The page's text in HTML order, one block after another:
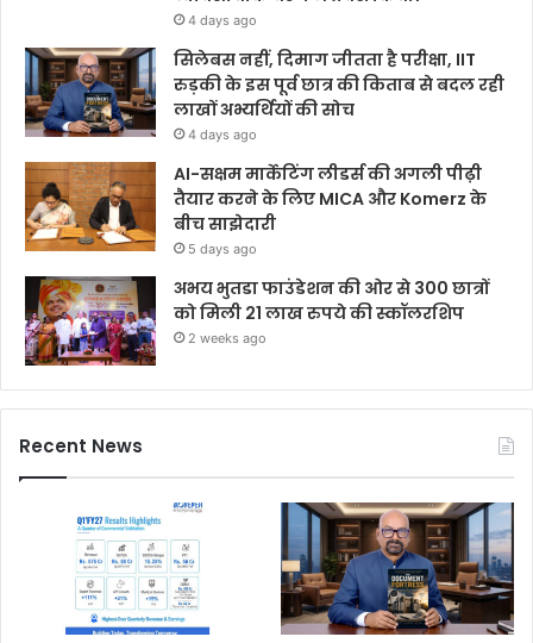
4 days ago
सिलेबस नहीं, दिमाग जीतता है परीक्षा, IIT
रुड़की के इस पूर्व छात्र की किताब से बदल रही
लाखों अभ्यर्थियों की सोच
4 days ago
AI-सक्षम मार्केटिंग लीडर्स की अगली पीढ़ी
तैयार करने के लिए MICA और Komerz के
बीच साझेदारी
5 days ago
अभय भुतडा फाउंडेशन की ओर से 300 छात्रों
को मिली 21 लाख रुपये की स्कॉलरशिप
2 weeks ago
Recent News